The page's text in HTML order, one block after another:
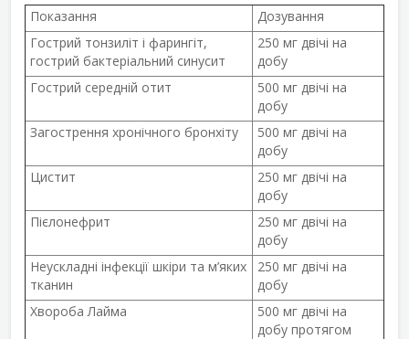
Показання
Дозування
Гострий тонзиліт і фарингіт,
гострий бактеріальний синусит
250 мг двічі на
добу
Гострий середній отит
500 мг двічі на
добу
Загострення хронічного бронхіту
500 мг двічі на
добу
Цистит
250 мг двічі на
добу
Пієлонефрит
250 мг двічі на
добу
Неускладні інфекції шкіри та м’яких
тканин
250 мг двічі на
добу
Хвороба Лайма
500 мг двічі на
добу протягом